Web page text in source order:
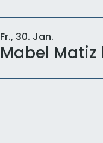
Fr., 30. Jan.
Mabel Matiz